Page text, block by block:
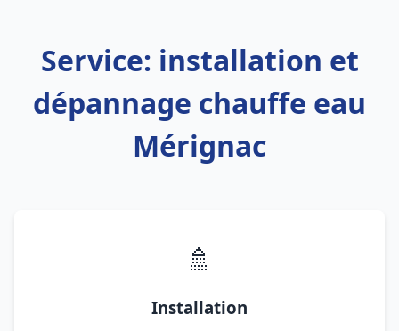
Service: installation et
dépannage chauffe eau
Mérignac
🚿
Installation